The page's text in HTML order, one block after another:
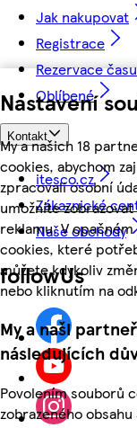
Nastavení
My a našich 18
cookies, abychom
zpracovali osobní
umožníte
reklamu. V
cookies, které
můžete kdykoliv
nebo kliknutím na
My a naši
následujících
Povolením souborů
zobrazeného
Jak nakupovat
Registrace
Rezervace času
Oblíbené
Kontakt
itesco.cz
Zákaznické
Naše obchody
followUs